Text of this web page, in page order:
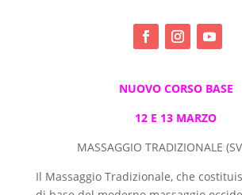
NUOVO CORSO BASE
12 E 13 MARZO
MASSAGGIO TRADIZIONALE
Il Massaggio Tradizionale, che